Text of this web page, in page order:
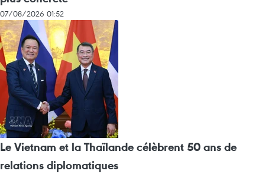
07/08/2026 01:52
Le Vietnam et la Thaïlande célèbrent 50 ans de
relations diplomatiques